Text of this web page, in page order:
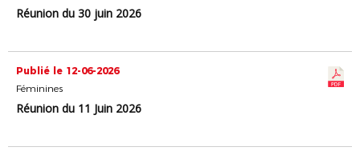
Réunion du 30 juin 2026
Publié le 12-06-2026
Féminines
Réunion du 11 Juin 2026